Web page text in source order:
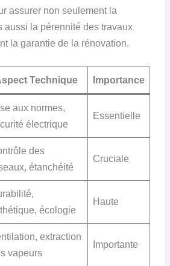
assurer non seulement la
aussi la pérennité des travaux
la garantie de la rénovation.
Technique Importance
aux normes,
électrique
Essentielle
des
étanchéité
Cruciale
écologie
Haute
extraction
vapeurs
Importante